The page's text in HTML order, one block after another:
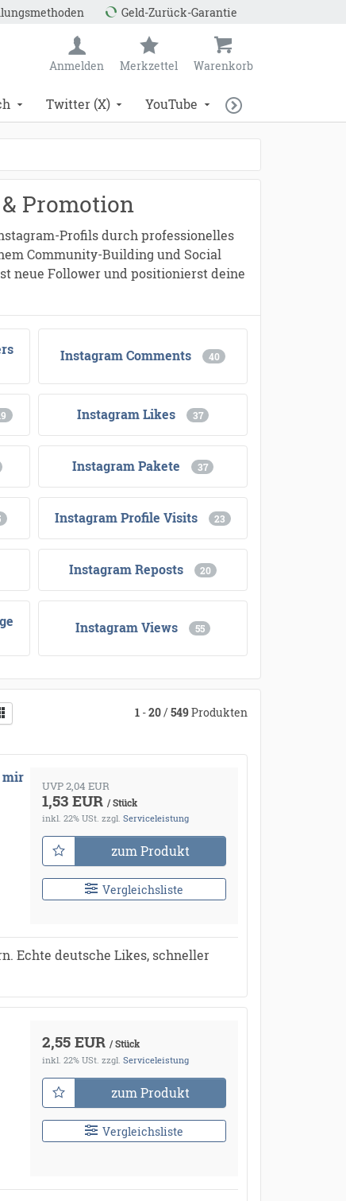
Geld-Zurück-Garantie
Anmelden
Merkzettel Warenkorb
Twitter (X) YouTube
Promotion
Profils durch professionelles
Community-Building und Social
neue Follower und positionierst deine
Instagram Comments 40
Instagram Likes 37
Instagram Pakete 37
Instagram Profile Visits 23
Instagram Reposts 20
Instagram Views 55
1-20/ 549Produkten
mir
UVP 2,04 EUR
1,53 EUR / Stück
inkl. 22% USt. zzgl. Serviceleistung
zum Produkt
Vergleichsliste
Echte deutsche Likes, schneller
2,55 EUR / Stück
inkl. 22% USt. zzgl. Serviceleistung
zum Produkt
Vergleichsliste